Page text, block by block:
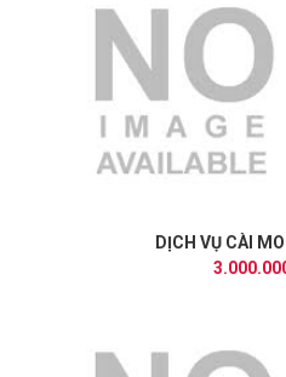
DỊCH VỤ CÀI